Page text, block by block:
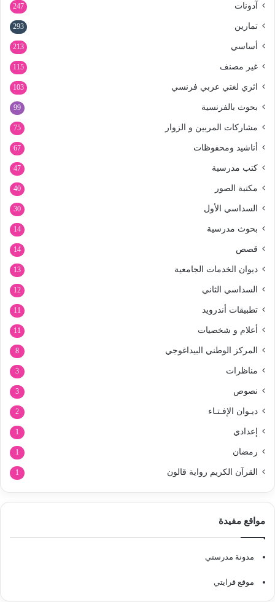
آدونات 247
تمارين 293
أساسي 213
غير مصنف 115
اثري لغتي عربي فرنسي 103
بحوث بالفرنسية 99
مشاركات المربين و الزوار 75
أناشيد ومحفوظات 67
كتب مدرسية 47
مكتبة الصور 40
السداسي الأول 30
بحوث مدرسية 14
قصص 14
ديوان الخدمات الجامعية 13
السداسي الثاني 12
تطبيقات أندرويد 11
أعلام و شخصيات 11
المركز الوطني البيداغوجي 8
مناظرات 3
نصوص 3
ديـوان الإفـتـاء 2
إعدادي 1
رمضان 1
القرآن الكريم رواية قالون 1
مواقع مفيدة
مدونة مدرستي
موقع قرايتي